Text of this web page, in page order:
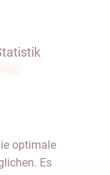
optimale
Es